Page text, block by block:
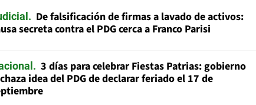
De falsificación de firmas a lavado de activos:
secreta contra el PDG cerca a Franco Parisi
3 días para celebrar Fiestas Patrias: gobierno
idea del PDG de declarar feriado el 17 de